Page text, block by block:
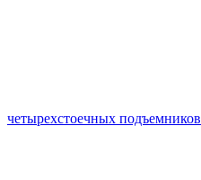
четырехстоечных подъемников